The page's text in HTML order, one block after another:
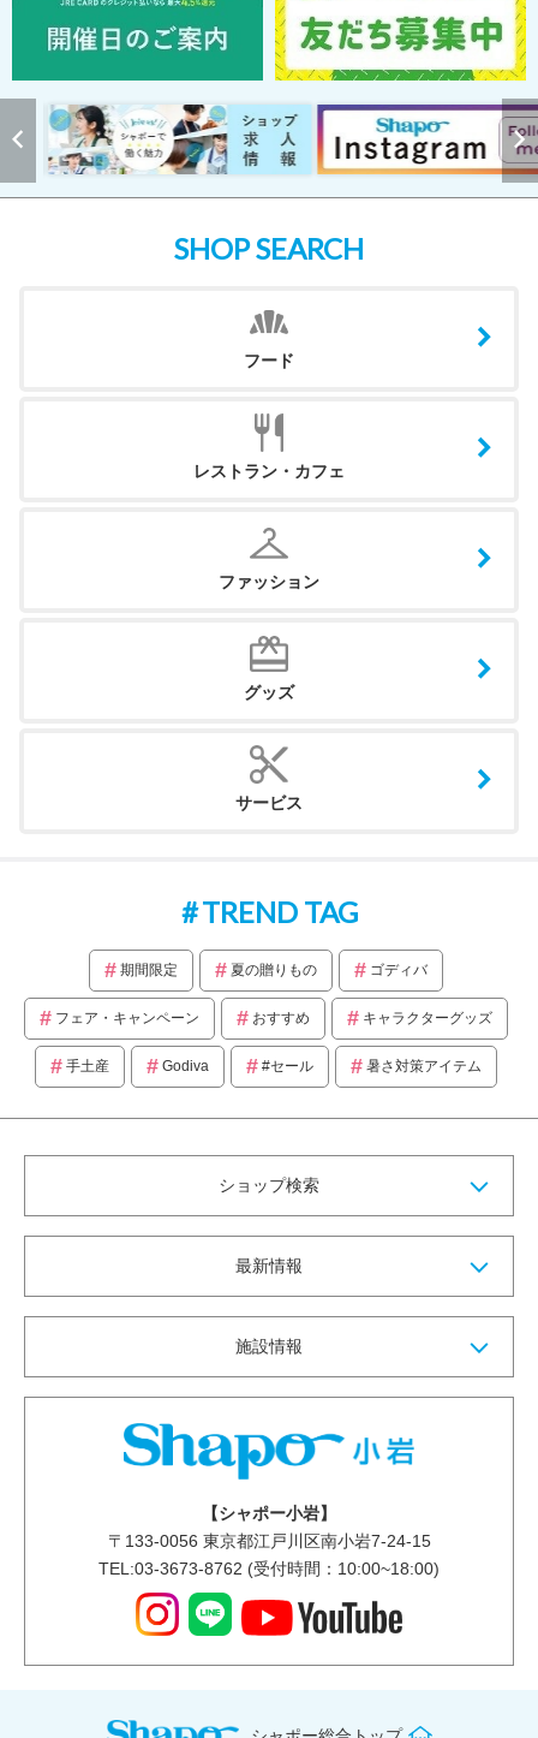
SHOP SEARCH
フード
レストラン・カフェ
ファッション
グッズ
サービス
TREND TAG
期間限定 夏の贈りもの ゴディバ
フェア・キャンペーン おすすめ キャラクターグッズ
手土産 Godiva #セール 暑さ対策アイテム
ショップ検索
最新情報
施設情報
【シャポー小岩】
〒 133-0056 東京都江戸川区南小岩7-24-15
TEL:03-3673-8762 (受付時間：10:00~18:00)